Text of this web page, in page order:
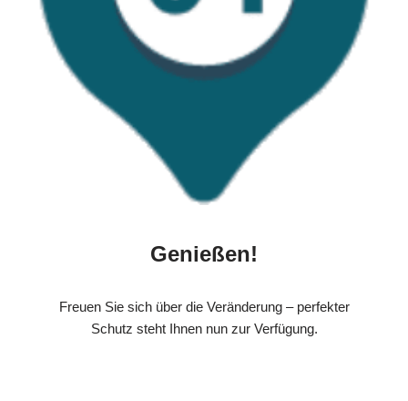
Genießen!
Freuen Sie sich über die Veränderung – perfekter
Schutz steht Ihnen nun zur Verfügung.